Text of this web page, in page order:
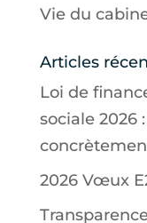
Vie du
Articles
Loi de
sociale 2026
2026 Vœux